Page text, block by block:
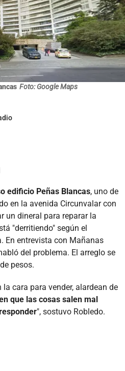
Foto: Google Maps
edificio Peñas Blancas, uno de
en la avenida Circunvalar con
un dineral para reparar la
"derritiendo" según el
En entrevista con Mañanas
del problema. El arreglo se
pesos.
cara para vender, alardean de
que las cosas salen mal
", sostuvo Robledo.